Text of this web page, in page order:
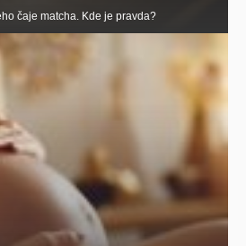
čaje matcha. Kde je pravda?